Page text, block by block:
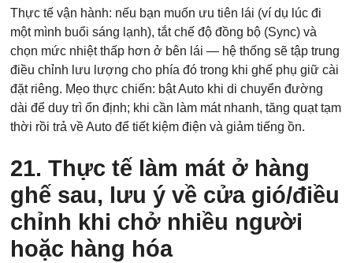
Thực tế vận hành: nếu bạn muốn ưu tiên lái (ví dụ lúc đi
một mình buổi sáng lạnh), tắt chế độ đồng bộ (Sync) và
chọn mức nhiệt thấp hơn ở bên lái — hệ thống sẽ tập trung
điều chỉnh lưu lượng cho phía đó trong khi ghế phụ giữ cài
đặt riêng. Mẹo thực chiến: bật Auto khi di chuyển đường
dài để duy trì ổn định; khi cần làm mát nhanh, tăng quạt tạm
thời rồi trả về Auto để tiết kiệm điện và giảm tiếng ồn.
21. Thực tế làm mát ở hàng
ghế sau, lưu ý về cửa gió/điều
chỉnh khi chở nhiều người
hoặc hàng hóa